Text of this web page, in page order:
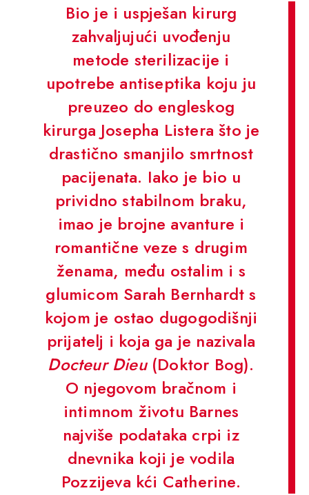
Bio je i uspješan kirurg
zahvaljujući uvođenju
metode sterilizacije i
upotrebe antiseptika koju ju
preuzeo do engleskog
kirurga Josepha Listera što je
drastično smanjilo smrtnost
pacijenata. Iako je bio u
prividno stabilnom braku,
imao je brojne avanture i
romantične veze s drugim
ženama, među ostalim i s
glumicom Sarah Bernhardt s
kojom je ostao dugogodišnji
prijatelj i koja ga je nazivala
Docteur Dieu(Doktor Bog).
O njegovom bračnom i
intimnom životu Barnes
najviše podataka crpi iz
dnevnika koji je vodila
Pozzijeva kći Catherine.